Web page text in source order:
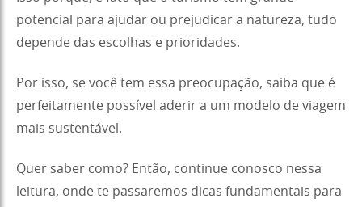
potencial para ajudar ou prejudicar a natureza, tudo
depende das escolhas e prioridades.
Por isso, se você tem essa preocupação, saiba que é
perfeitamente possível aderir a um modelo de viagem
mais sustentável.
Quer saber como? Então, continue conosco nessa
leitura, onde te passaremos dicas fundamentais para